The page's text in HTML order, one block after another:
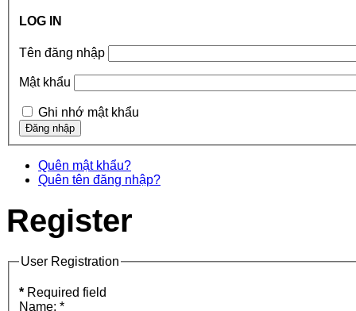
LOG IN
Tên đăng nhập
Mật khẩu
Ghi nhớ mật khẩu
Quên mật khẩu?
Quên tên đăng nhập?
Register
User Registration
* Required field
Name: *